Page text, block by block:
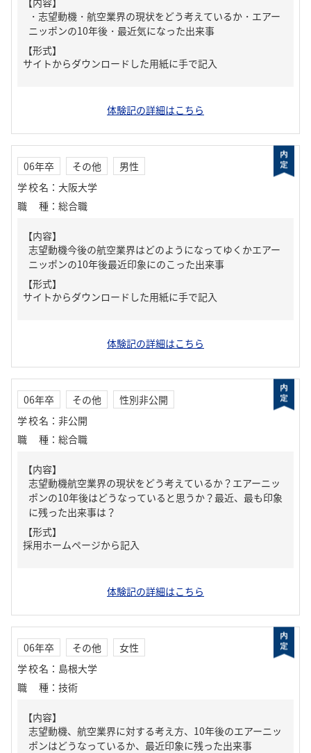
・志望動機・航空業界の現状をどう考えているか・エアー
ニッポンの10年後・最近気になった出来事
【形式】
サイトからダウンロードした用紙に手で記入
体験記の詳細はこちら
06年卒 その他
男性
学校名 ： 大阪大学
職種 ： 総合職
【内容】
志望動機今後の航空業界はどのようになってゆくかエアー
ニッポンの10年後最近印象にのこった出来事
【形式】
サイトからダウンロードした用紙に手で記入
体験記の詳細はこちら
06年卒 その他
性別非公開
学校名 ： 非公開
職種 ： 総合職
【内容】
志望動機航空業界の現状をどう考えているか？エアーニッ
ポンの10年後はどうなっていると思うか？最近、最も印象
に残った出来事は？
【形式】
採用ホームページから記入
体験記の詳細はこちら
06年卒 その他
女性
学校名 ： 島根大学
職種 ： 技術
【内容】
志望動機、航空業界に対する考え方、10年後のエアーニッ
ポンはどうなっているか、最近印象に残った出来事